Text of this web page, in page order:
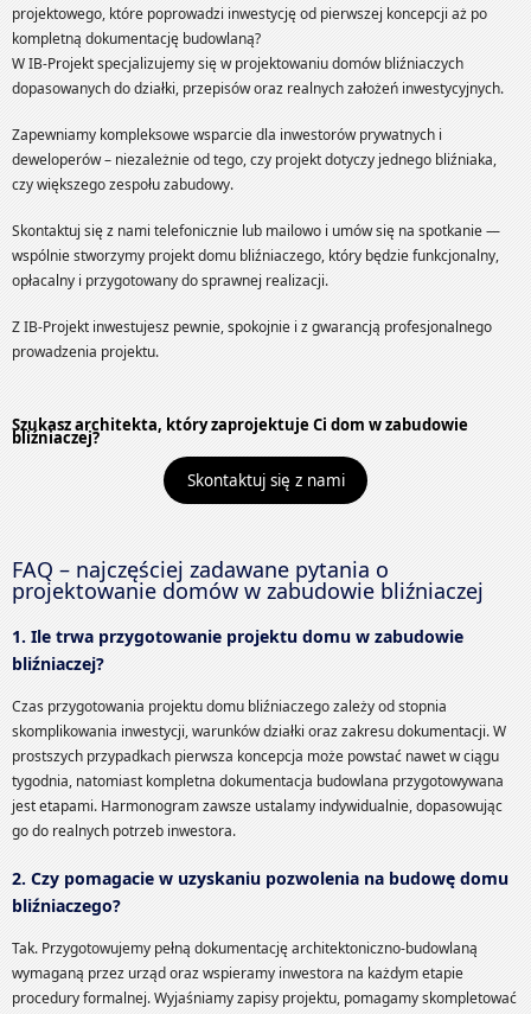
projektowego, które poprowadzi inwestycję od pierwszej koncepcji aż po
kompletną dokumentację budowlaną?
W IB-Projekt specjalizujemy się w projektowaniu domów bliźniaczych
dopasowanych do działki, przepisów oraz realnych założeń inwestycyjnych.
Zapewniamy kompleksowe wsparcie dla inwestorów prywatnych i
deweloperów – niezależnie od tego, czy projekt dotyczy jednego bliźniaka,
czy większego zespołu zabudowy.
Skontaktuj się z nami telefonicznie lub mailowo i umów się na spotkanie —
wspólnie stworzymy projekt domu bliźniaczego, który będzie funkcjonalny,
opłacalny i przygotowany do sprawnej realizacji.
Z IB-Projekt inwestujesz pewnie, spokojnie i z gwarancją profesjonalnego
prowadzenia projektu.
Szukasz architekta, który zaprojektuje Ci dom w zabudowie
bliźniaczej?
Skontaktuj się z nami
FAQ – najczęściej zadawane pytania o
projektowanie domów w zabudowie bliźniaczej
1. Ile trwa przygotowanie projektu domu w zabudowie
bliźniaczej?
Czas przygotowania projektu domu bliźniaczego zależy od stopnia
skomplikowania inwestycji, warunków działki oraz zakresu dokumentacji. W
prostszych przypadkach pierwsza koncepcja może powstać nawet w ciągu
tygodnia, natomiast kompletna dokumentacja budowlana przygotowywana
jest etapami. Harmonogram zawsze ustalamy indywidualnie, dopasowując
go do realnych potrzeb inwestora.
2. Czy pomagacie w uzyskaniu pozwolenia na budowę domu
bliźniaczego?
Tak. Przygotowujemy pełną dokumentację architektoniczno-budowlaną
wymaganą przez urząd oraz wspieramy inwestora na każdym etapie
procedury formalnej. Wyjaśniamy zapisy projektu, pomagamy skompletować